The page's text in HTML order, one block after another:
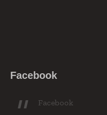
Facebook
Facebook